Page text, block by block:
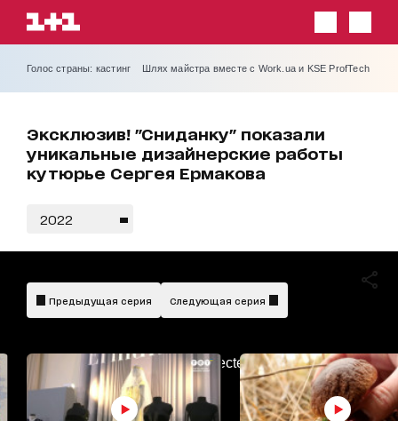
Голос страны: кастинг Шлях майстра вместе с Work.ua и KSE ProfTech
Эксклюзив! "Сниданку" показали
уникальные дизайнерские работы
кутюрье Сергея Ермакова
2022
AdBlockDetected!
Предыдущая серия Следующая серия